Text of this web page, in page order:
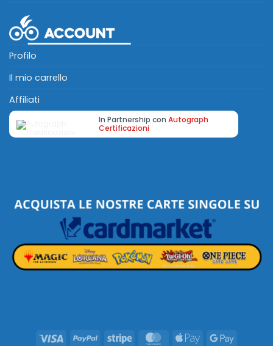
Profilo
Il mio carrello
Affiliati
In Partnership con Autograph
Certificazioni
Visa PayPal Stripe MasterCard
Apple
Google